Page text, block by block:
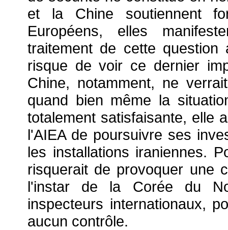
et la Chine soutiennent
Européens, elles
traitement de cette
risque de voir ce dernier
Chine, notamment, ne
quand bien même la
totalement satisfaisante, elle
l'AIEA de poursuivre ses
les installations iraniennes.
risquerait de provoquer une
l'instar de la Corée du
inspecteurs internationaux,
aucun contrôle.